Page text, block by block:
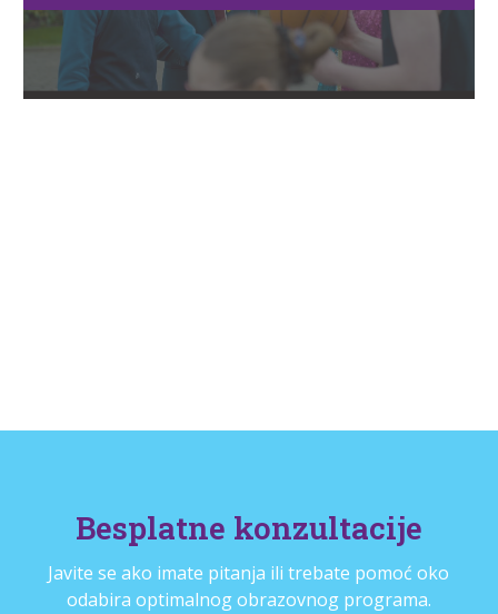
Besplatne konzultacije
Javite se ako imate pitanja ili trebate pomoć oko
odabira optimalnog obrazovnog programa.